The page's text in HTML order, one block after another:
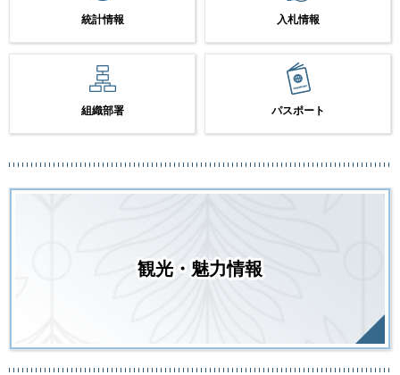
統計情報 入札情報
組織部署 パスポート
観光・魅力情報